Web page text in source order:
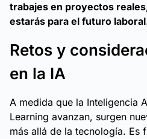
trabajes en proyectos
estarás para el futuro
Retos y
en la IA
A medida que la Inteligencia
Learning avanzan, surgen
más allá de la tecnología. Es